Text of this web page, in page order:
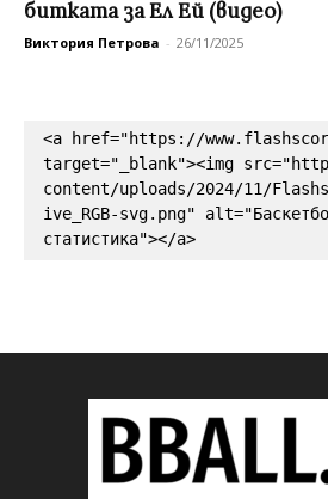
битката за Ел Ей (видео)
Виктория Петрова - 26/11/2025
<a href="https://
target="_blank"><img
content/uploads/2024/11/
ive_RGB-svg.png"
статистика"></a>